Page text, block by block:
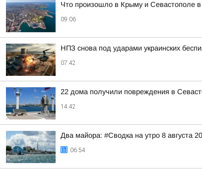
Что произошло в Крыму и Севастополе в
09:06
НПЗ снова под ударами украинских
07:42
22 дома получили повреждения в
14:42
Два майора: #Сводка на утро 8 августа
06:54